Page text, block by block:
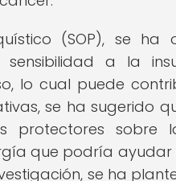
(SOP), se ha
a la
lo cual puede
se ha sugerido
protectores sobre
que podría ayudar
se ha